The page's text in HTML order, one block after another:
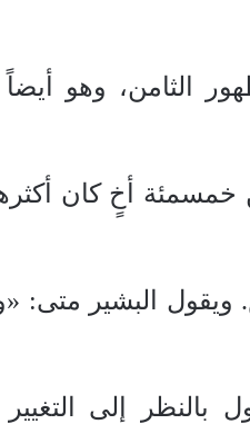
الثامن، وهو أيضاً
أخٍ كان
البشير متى:
إلى